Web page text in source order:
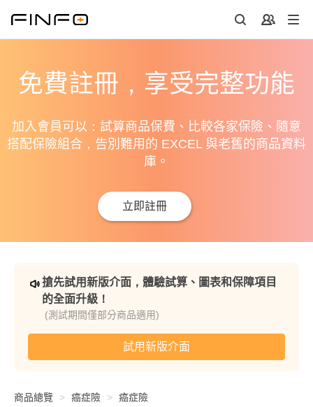
免費註冊，享受完整功能
加入會員可以：試算商品保費、比較各家保險、隨意
搭配保險組合，告別難用的 EXCEL 與老舊的商品資料
庫。
立即註冊
搶先試用新版介面，體驗試算、圖表和保障項目
的全面升級！
(測試期間僅部分商品適用)
試用新版介面
商品總覽 癌症險 癌症險